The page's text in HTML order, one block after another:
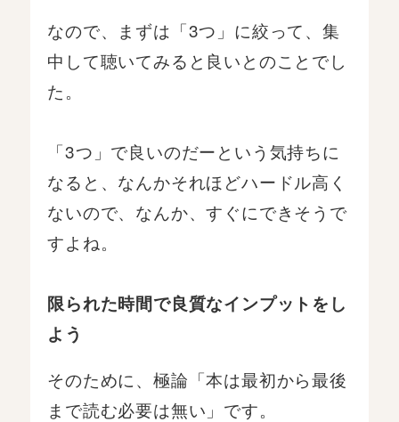
なので、まずは「3つ」に絞って、集
中して聴いてみると良いとのことでし
た。
「3つ」で良いのだーという気持ちに
なると、なんかそれほどハードル高く
ないので、なんか、すぐにできそうで
すよね。
限られた時間で良質なインプットをし
よう
そのために、極論「本は最初から最後
まで読む必要は無い」です。